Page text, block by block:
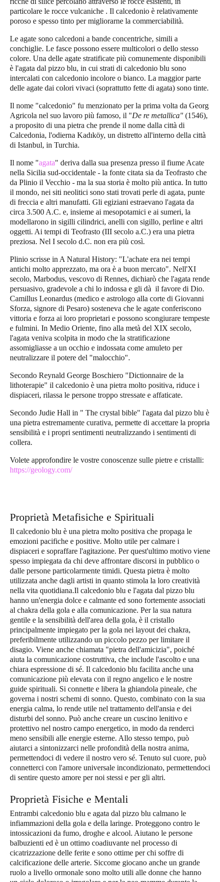
particolare le rocce vulcaniche . Il calcedonio è relativamente
poroso e spesso tinto per migliorarne la commerciabilità.
Le agate sono calcedoni a bande concentriche, simili a
conchiglie. Le fasce possono essere multicolori o dello stesso
colore. Una delle agate stratificate più comunemente disponibili
è l'agata dal pizzo blu, in cui strati di calcedonio blu sono
intercalati con calcedonio incolore o bianco. La maggior parte
delle agate dai colori vivaci (soprattutto fette di agata) sono tinte.
Il nome "calcedonio" fu menzionato per la prima volta da Georg
Agricola nel suo lavoro più famoso, il "De re metallica" (1546),
a proposito di una pietra che prende il nome dalla città di
Calcedonia, l'odierna Kadıköy, un distretto all'interno della città
di Istanbul, in Turchia.
Il nome "agata" deriva dalla sua presenza presso il fiume Acate
nella Sicilia sud-occidentale - la fonte citata sia da Teofrasto che
da Plinio il Vecchio - ma la sua storia è molto più antica. In tutto
il mondo, nei siti neolitici sono stati trovati perle di agata, punte
di freccia e altri manufatti. Gli egiziani estraevano l'agata da
circa 3.500 A.C. e, insieme ai mesopotamici e ai sumeri, la
modellarono in sigilli cilindrici, anelli con sigillo, perline e altri
oggetti. Ai tempi di Teofrasto (III secolo a.C.) era una pietra
preziosa. Nel I secolo d.C. non era più così.
Plinio scrisse in A Natural History: "L'achate era nei tempi
antichi molto apprezzato, ma ora è a buon mercato". Nell'XI
secolo, Marbodus, vescovo di Rennes, dichiarò che l'agata rende
persuasivo, gradevole a chi lo indossa e gli dà il favore di Dio.
Camillus Leonardus (medico e astrologo alla corte di Giovanni
Sforza, signore di Pesaro) sosteneva che le agate conferiscono
vittoria e forza ai loro proprietari e possono scongiurare tempeste
e fulmini. In Medio Oriente, fino alla metà del XIX secolo,
l'agata veniva scolpita in modo che la stratificazione
assomigliasse a un occhio e indossata come amuleto per
neutralizzare il potere del "malocchio".
Secondo Reynald George Boschiero "Dictionnaire de la
lithoterapie" il calcedonio è una pietra molto positiva, riduce i
dispiaceri, rilassa le persone troppo stressate e affaticate.
Secondo Judie Hall in " The crystal bible" l'agata dal pizzo blu è
una pietra estremamente curativa, permette di accettare la propria
sensibilità e i propri sentimenti neutralizzando i sentimenti di
collera.
Volete approfondire le vostre conoscenze sulle pietre e cristalli:
https://geology.com/
Proprietà Metafisiche e Spirituali
Il calcedonio blu è una pietra molto positiva che propaga le
emozioni pacifiche e positive. Molto utile per calmare i
dispiaceri e sopraffare l'agitazione. Per quest'ultimo motivo viene
spesso impiegata da chi deve affrontare discorsi in pubblico o
dalle persone particolarmente timidi. Questa pietra è molto
utilizzata anche dagli artisti in quanto stimola la loro creatività
nella vita quotidiana.Il calcedonio blu e l'agata dal pizzo blu
hanno un'energia dolce e calmante ed sono fortemente associati
al chakra della gola e alla comunicazione. Per la sua natura
gentile e la sensibilità dell'area della gola, è il cristallo
principalmente impiegato per la gola nei layout dei chakra,
preferibilmente utilizzando un piccolo pezzo per limitare il
disagio. Viene anche chiamata "pietra dell'amicizia", ​​poiché
aiuta la comunicazione costruttiva, che include l'ascolto e una
chiara espressione di sé. Il calcedonio blu facilita anche una
comunicazione più elevata con il regno angelico e le nostre
guide spirituali. Si connette e libera la ghiandola pineale, che
governa i nostri schemi di sonno. Questo, combinato con la sua
energia calma, lo rende utile nel trattamento dell'ansia e dei
disturbi del sonno. Può anche creare un cuscino lenitivo e
protettivo nel nostro campo energetico, in modo da renderci
meno sensibili alle energie esterne. Allo stesso tempo, può
aiutarci a sintonizzarci nelle profondità della nostra anima,
permettendoci di vedere il nostro vero sé. Tenuto sul cuore, può
connetterci con l'amore universale incondizionato, permettendoci
di sentire questo amore per noi stessi e per gli altri.
Proprietà Fisiche e Mentali
Entrambi calcedonio blu e agata dal pizzo blu calmano le
infiammazioni della gola e della laringe. Proteggono contro le
intossicazioni da fumo, droghe e alcool. Aiutano le persone
balbuzienti ed è un ottimo coadiuvante nel processo di
cicatrizzazione delle ferite e sono ottime per chi soffre di
calcificazione delle arterie. Siccome giocano anche un grande
ruolo a livello ormonale sono molto utili alle donne che hanno